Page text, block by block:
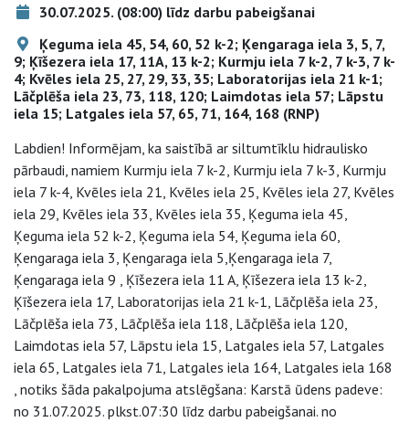
30.07.2025. (08:00) līdz darbu pabeigšanai
Ķeguma iela 45, 54, 60, 52 k-2; Ķengaraga iela 3, 5, 7,
9; Ķīšezera iela 17, 11A, 13 k-2; Kurmju iela 7 k-2, 7 k-3, 7 k-
4; Kvēles iela 25, 27, 29, 33, 35; Laboratorijas iela 21 k-1;
Lāčplēša iela 23, 73, 118, 120; Laimdotas iela 57; Lāpstu
iela 15; Latgales iela 57, 65, 71, 164, 168 (RNP)
Labdien! Informējam, ka saistībā ar siltumtīklu hidraulisko
pārbaudi, namiem Kurmju iela 7 k-2, Kurmju iela 7 k-3, Kurmju
iela 7 k-4, Kvēles iela 21, Kvēles iela 25, Kvēles iela 27, Kvēles
iela 29, Kvēles iela 33, Kvēles iela 35, Ķeguma iela 45,
Ķeguma iela 52 k-2, Ķeguma iela 54, Ķeguma iela 60,
Ķengaraga iela 3, Ķengaraga iela 5,Ķengaraga iela 7,
Ķengaraga iela 9 , Ķīšezera iela 11 A, Ķīšezera iela 13 k-2,
Ķīšezera iela 17, Laboratorijas iela 21 k-1, Lāčplēša iela 23,
Lāčplēša iela 73, Lāčplēša iela 118, Lāčplēša iela 120,
Laimdotas iela 57, Lāpstu iela 15, Latgales iela 57, Latgales
iela 65, Latgales iela 71, Latgales iela 164, Latgales iela 168
, notiks šāda pakalpojuma atslēgšana: Karstā ūdens padeve:
no 31.07.2025. plkst.07:30 līdz darbu pabeigšanai. no